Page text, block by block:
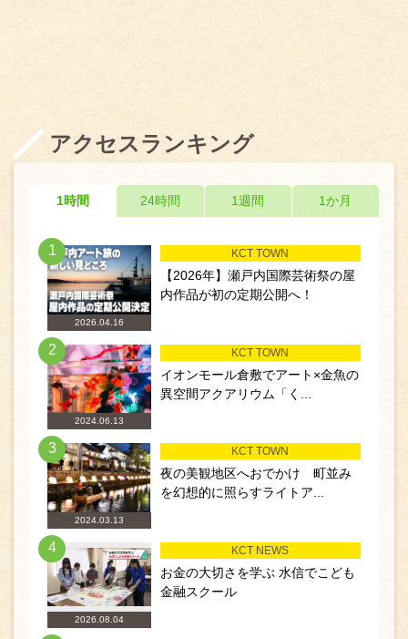
アクセスランキング
1時間 24時間 1週間 1か月
1
2026.04.16
KCT TOWN
【2026年】瀬戸内国際芸術祭の屋
内作品が初の定期公開へ！
2
2024.06.13
KCT TOWN
イオンモール倉敷でアート×金魚の
異空間アクアリウム「く...
3
2024.03.13
KCT TOWN
夜の美観地区へおでかけ 町並み
を幻想的に照らすライトア...
4
2026.08.04
KCT NEWS
お金の大切さを学ぶ 水信でこども
金融スクール